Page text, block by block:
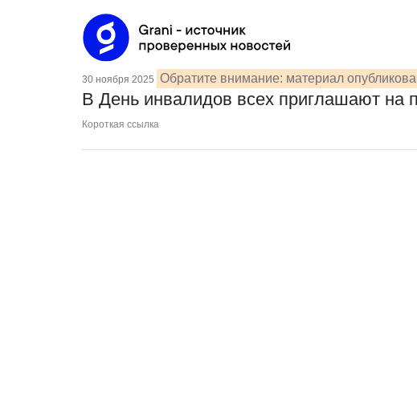
30 ноября 2025 Обратите внимание: материал
В День инвалидов всех приглашают на
Короткая ссылка